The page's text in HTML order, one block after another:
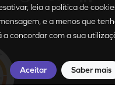
PT EN
leia a política de
e a menos que
a concordar com a sua
Aceitar Saber mais